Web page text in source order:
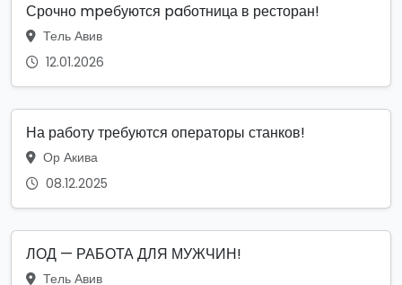
Срочно mpeбуются paботница в ресторан!
Тель Авив
12.01.2026
На работу требуются операторы станков!
Ор Акива
08.12.2025
ЛОД — РАБОТА ДЛЯ МУЖЧИН!
Тель Авив